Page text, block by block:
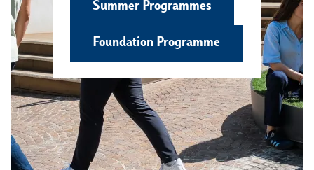
Summer Programmes
Foundation Programme